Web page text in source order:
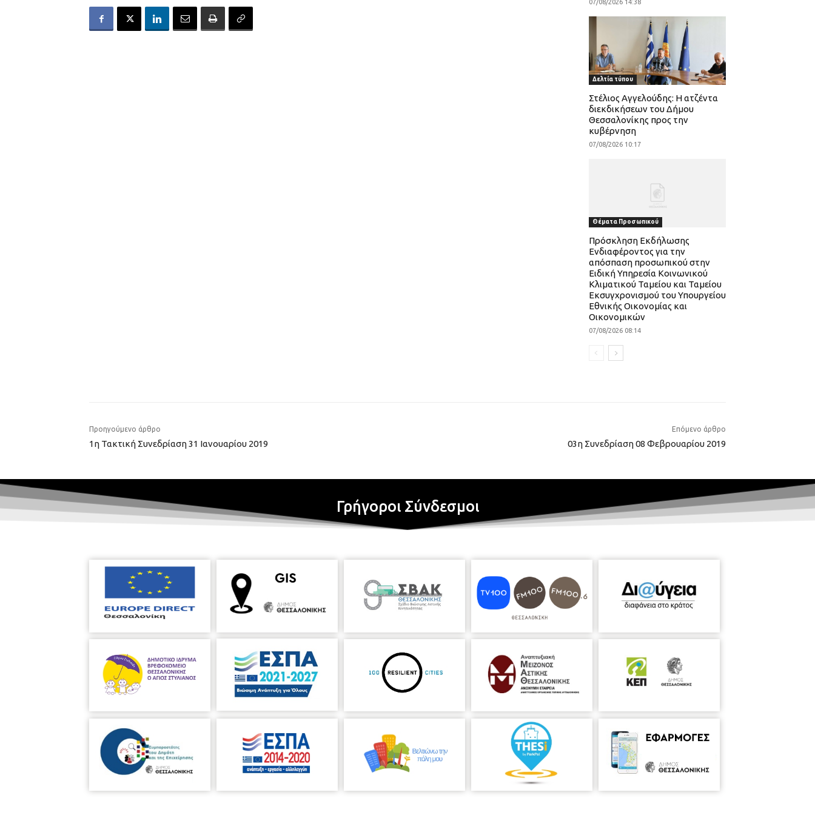
07/08/2026 14:38
Δελτία τύπου
Στέλιος Αγγελούδης: Η ατζέντα
διεκδικήσεων του Δήμου
Θεσσαλονίκης προς την
κυβέρνηση
07/08/2026 10:17
Θέματα Προσωπικού
Πρόσκληση Εκδήλωσης
Ενδιαφέροντος για την
απόσπαση προσωπικού στην
Ειδική Υπηρεσία Κοινωνικού
Κλιματικού Ταμείου και Ταμείου
Εκσυγχρονισμού του Υπουργείου
Εθνικής Οικονομίας και
Οικονομικών
07/08/2026 08:14
Προηγούμενο άρθρο
1η Τακτική Συνεδρίαση 31 Ιανουαρίου 2019
Επόμενο άρθρο
03η Συνεδρίαση 08 Φεβρουαρίου 2019
Γρήγοροι Σύνδεσμοι